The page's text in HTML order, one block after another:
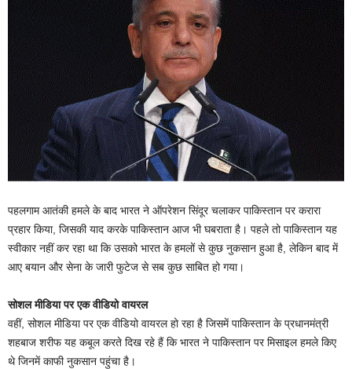
पहलगाम आतंकी हमले के बाद भारत ने ऑपरेशन सिंदूर चलाकर पाकिस्तान पर करारा
प्रहार किया, जिसकी याद करके पाकिस्तान आज भी घबराता है। पहले तो पाकिस्तान यह
स्वीकार नहीं कर रहा था कि उसको भारत के हमलों से कुछ नुकसान हुआ है, लेकिन बाद में
आए बयान और सेना के जारी फुटेज से सब कुछ साबित हो गया।
सोशल मीडिया पर एक वीडियो वायरल
वहीं, सोशल मीडिया पर एक वीडियो वायरल हो रहा है जिसमें पाकिस्तान के प्रधानमंत्री
शहबाज शरीफ यह कबूल करते दिख रहे हैं कि भारत ने पाकिस्तान पर मिसाइल हमले किए
थे जिनमें काफी नुकसान पहुंचा है।